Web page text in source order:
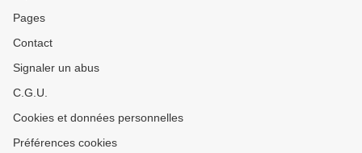
Pages
Contact
Signaler un abus
C.G.U.
Cookies et données personnelles
Préférences cookies